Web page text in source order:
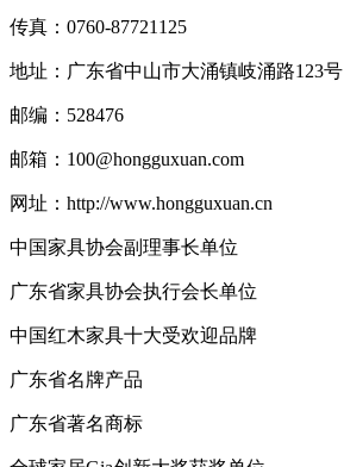
传真：0760-87721125
地址：广东省中山市大涌镇岐涌路123号
邮编：528476
邮箱：100@hongguxuan.com
网址：http://www.hongguxuan.cn
中国家具协会副理事长单位
广东省家具协会执行会长单位
中国红木家具十大受欢迎品牌
广东省名牌产品
广东省著名商标